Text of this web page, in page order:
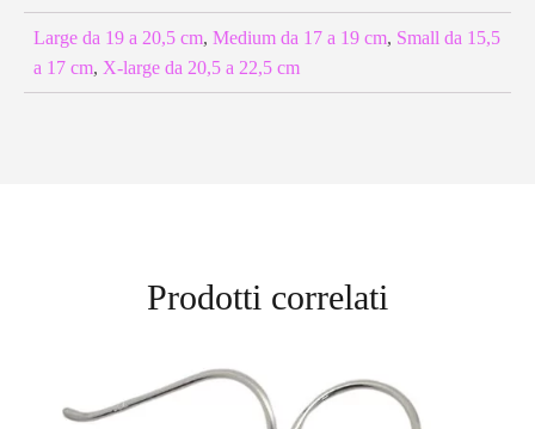
Large da 19 a 20,5 cm, Medium da 17 a 19 cm, Small da 15,5
a 17 cm, X-large da 20,5 a 22,5 cm
Prodotti correlati